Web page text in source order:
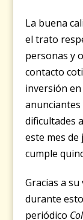
La buena
el trato
personas y
contacto
inversión
anunciantes
dificultades
este mes de
cumple
Gracias a
durante
periódico